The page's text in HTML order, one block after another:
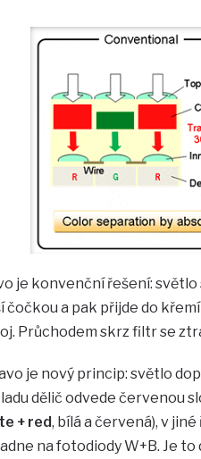
je konvenční řešení:
čočkou a pak přijde do
Průchodem skrz filtr se
je nový princip: světlo
dělič odvede červenou
+ red, bílá a červená), v
na fotodiody W+B. Je